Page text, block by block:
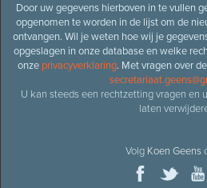
Door uw gegevens hierboven in te vullen
opgenomen te worden in de lijst om de
ontvangen. Wil je weten hoe wij je
opgeslagen in onze database en welke
onze privacyverklaring. Met vragen over
U kan steeds een rechtzetting vragen en
laten
Volg Koen Geens